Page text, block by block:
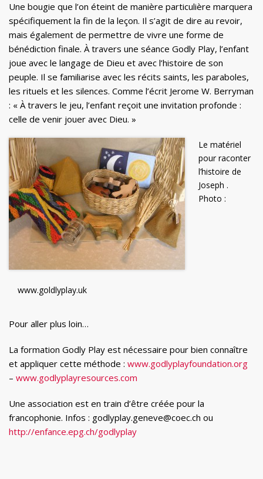
Une bougie que l’on éteint de manière particulière marquera
spécifiquement la fin de la leçon. Il s’agit de dire au revoir,
mais également de permettre de vivre une forme de
bénédiction finale. À travers une séance Godly Play, l’enfant
joue avec le langage de Dieu et avec l’histoire de son
peuple. Il se familiarise avec les récits saints, les paraboles,
les rituels et les silences. Comme l’écrit Jerome W. Berryman
: « À travers le jeu, l’enfant reçoit une invitation profonde :
celle de venir jouer avec Dieu. »
Le matériel
pour raconter
l’histoire de
Joseph .
Photo :
www.goldlyplay.uk
Pour aller plus loin…
La formation Godly Play est nécessaire pour bien connaître
et appliquer cette méthode : www.godlyplayfoundation.org
– www.godlyplayresources.com
Une association est en train d’être créée pour la
francophonie. Infos : godlyplay.geneve@coec.ch ou
http://enfance.epg.ch/godlyplay